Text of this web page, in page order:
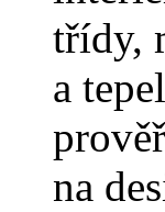
třídy,
a
na